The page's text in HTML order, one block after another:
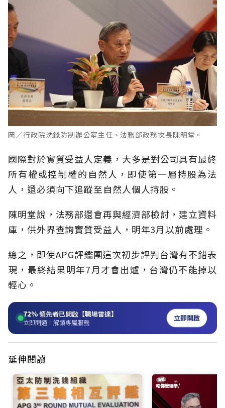
圖／行政院洗錢防制辦公室主任、法務部政務次長陳明堂。
國際對於實質受益人定義，大多是對公司具有最終
所有權或控制權的自然人，即使第一層持股為法
人，還必須向下追蹤至自然人個人持股。
陳明堂說，法務部還會再與經濟部檢討，建立資料
庫，供外界查詢實質受益人，明年3月以前處理。
總之，即使APG評鑑團這次初步評判台灣有不錯表
現，最終結果明年7月才會出爐，台灣仍不能掉以
輕心。
72%領先者已開啟【職場雷達】
立即開通！解鎖專屬服務 立即開啟
延伸閱讀